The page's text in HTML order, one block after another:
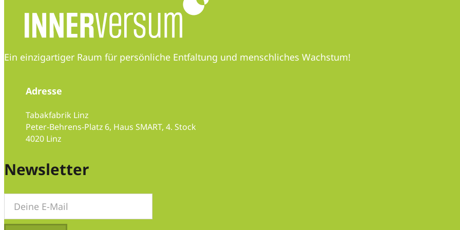
Ein einzigartiger Raum für persönliche Entfaltung und menschliches Wachstum!
Adresse
Tabakfabrik Linz
Peter-Behrens-Platz 6, Haus SMART, 4. Stock
4020 Linz
Newsletter